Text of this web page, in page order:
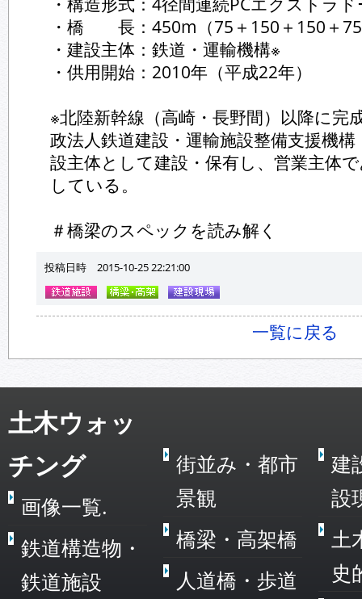
・橋 長：450m（75＋150＋150＋
・建設主体：鉄道・運輸機構※
・供用開始：2010年（平成22年）
※北陸新幹線（高崎・長野間）以降に完
政法人鉄道建設・運輸施設整備支援機
設主体として建設・保有し、営業主体
している。
＃橋梁のスペックを読み解く
投稿日時 2015-10-25 22:21:00
一覧に戻る
土木ウォッ
チング
画像一覧.
鉄道構造物・
鉄道施設
街並み・都市
景観
橋梁・高架橋
人道橋・歩道
建
設
土
史